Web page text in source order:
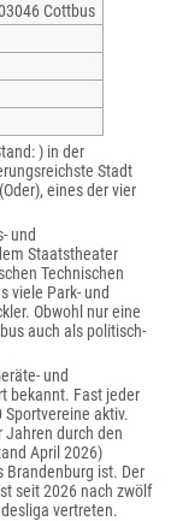
Cottbus
) in der
Stadt
eines der vier
und
Staatstheater
Technischen
viele Park- und
Obwohl nur eine
auch als politisch-
und
bekannt. Fast jeder
aktiv.
durch den
April 2026)
Brandenburg ist. Der
seit 2026 nach zwölf
vertreten.